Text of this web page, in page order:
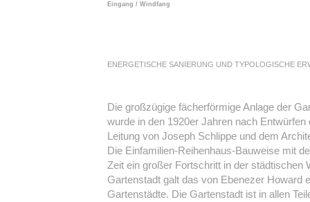
Eingang / Windfang
ENERGETISCHE SANIERUNG UND TYPOLOGISCHE
Die großzügige fächerförmige Anlage der
wurde in den 1920er Jahren nach
Leitung von Joseph Schlippe und dem
Die Einfamilien-Reihenhaus-Bauweise mit
Zeit ein großer Fortschritt in der städtischen
Gartenstadt galt das von Ebenezer Howard
Gartenstädte. Die Gartenstadt ist in allen